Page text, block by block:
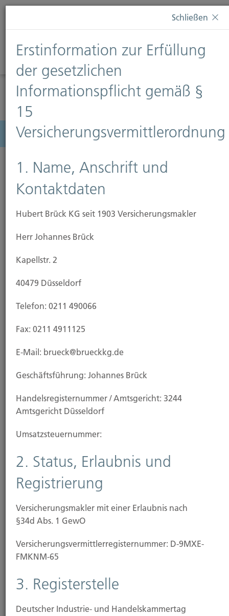
Diese Webseite verwendet Cookies. Wenn Sie weiterhin
Informationen finden Sie auf unserer SeiteDatenschutz
Diese Nachricht nicht erneut anzeigen
Menü
Wir sind Mitglied im BDVM,
Teil des Arbeitskreises
Beratungsprozesse und DNK
Anwender
Kooperation
Versicherungskonzerne sind mit ihren Strukturen groß
und mächtig, verfügen in der Regel über einen eigenen
Marketingkampagnen. Wir Versicherungsmakler stellen
uns trotz wesentlich überschaubarerer Dimensionen
diesem Wettbewerb um zufriedene Kunden. Das
gelingt uns auch indem wir mit unseresgleichen bei
germanBroker.netund im BDVM, Bundesverband
deutscher Versicherungsmakler, kooperieren. Neben
Entwicklungen bündeln wir dort Kräfte um unter
anderem besonders marktnahe Angebote gemeinsam
im Verbund und Verband für bessere Versicherungen.
Schließen
Erstinformation zur Erfüllung
der gesetzlichen
Informationspflicht gemäß §
15
Versicherungsvermittlerordnung
1. Name, Anschrift und
Kontaktdaten
Hubert Brück KG seit 1903 Versicherungsmakler
Herr Johannes Brück
Kapellstr. 2
40479 Düsseldorf
Telefon: 0211 490066
Fax: 0211 4911125
E-Mail: brueck@brueckkg.de
Geschäftsführung: Johannes Brück
Handels­registernummer / Amtsgericht: 3244
Amtsgericht Düsseldorf
Umsatzsteuer­nummer:
2. Status, Erlaubnis und
Registrierung
Versicherungsmakler mit einer Erlaubnis nach
§34d Abs. 1 GewO
Versicherungs­vermittler­registernummer: D-9MXE-
FMKNM-65
3. Registerstelle
Deutscher Industrie- und Handelskammertag